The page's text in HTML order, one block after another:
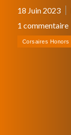
18 Juin 2023
1 commentaire